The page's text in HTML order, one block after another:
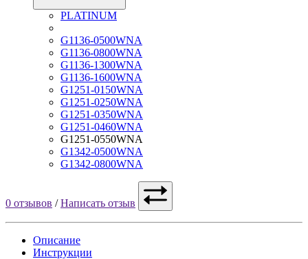
PLATINUM
G1136-0500WNA
G1136-0800WNA
G1136-1300WNA
G1136-1600WNA
G1251-0150WNA
G1251-0250WNA
G1251-0350WNA
G1251-0460WNA
G1251-0550WNA
G1342-0500WNA
G1342-0800WNA
0 отзывов /Написать отзыв
Описание
Инструкции